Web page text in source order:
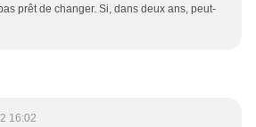
prêt de changer. Si, dans deux ans, peut-
16:02